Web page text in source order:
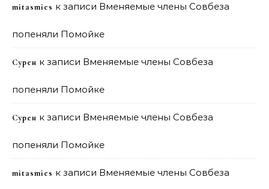
mitasmies к записи Вменяемые члены Совбеза
попеняли Помойке
Сурен к записи Вменяемые члены Совбеза
попеняли Помойке
Сурен к записи Вменяемые члены Совбеза
попеняли Помойке
mitasmies к записи Вменяемые члены Совбеза